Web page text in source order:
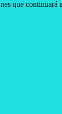
que continuará